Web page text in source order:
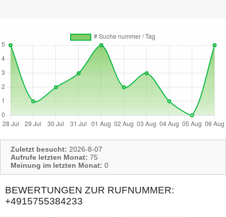
Zuletzt besucht: 2026-8-07
Aufrufe letzten Monat: 75
Meinung im letzten Monat: 0
BEWERTUNGEN ZUR RUFNUMMER:
+4915755384233